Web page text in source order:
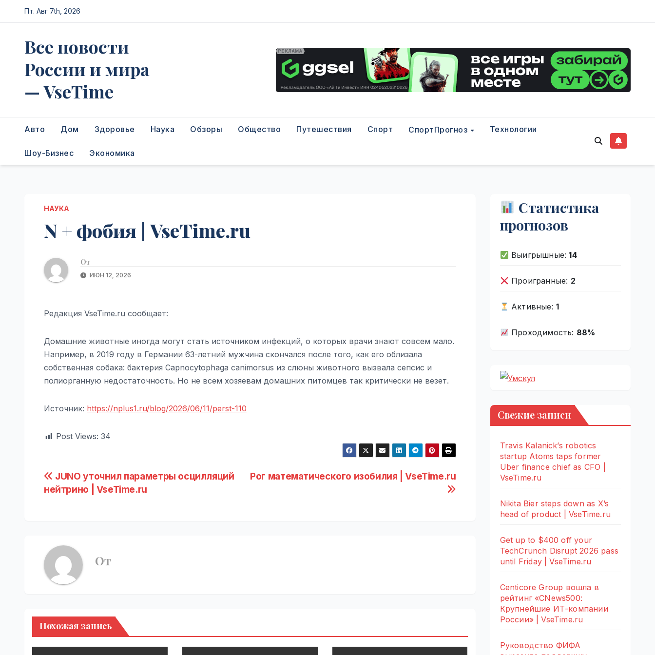
Перейти
к
Пт. Авг 7th, 2026
Все новости
России и мира
— VseTime
Авто Дом Здоровье Наука Обзоры Общество Путешествия Спорт СпортПрогноз Технологии
Шоу-Бизнес Экономика
НАУКА
N + фобия | VseTime.ru
От
ИЮН 12, 2026
Редакция VseTime.ru сообщает:
Домашние животные иногда могут стать источником инфекций, о которых врачи знают совсем мало.
Например, в 2019 году в Германии 63-летний мужчина скончался после того, как его облизала
собственная собака: бактерия Capnocytophaga canimorsus из слюны животного вызвала сепсис и
полиорганную недостаточность. Но не всем хозяевам домашних питомцев так критически не везет.
Источник: https://nplus1.ru/blog/2026/06/11/perst-110
Post Views: 34
Навигация
по
Рог математического изобилия | VseTime.ru
JUNO уточнил параметры осцилляций
нейтрино | VseTime.ru
От
Похожая запись
Статистика
прогнозов
Выигрышные:14
Проигранные: 2
Активные: 1
Проходимость: 88%
Свежие записи
Travis Kalanick’s robotics
startup Atoms taps former
Uber finance chief as CFO |
VseTime.ru
Nikita Bier steps down as X’s
head of product | VseTime.ru
Get up to $400 off your
TechCrunch Disrupt 2026 pass
until Friday | VseTime.ru
Centicore Group вошла в
рейтинг «CNews500:
Крупнейшие ИТ-компании
России» | VseTime.ru
Руководство ФИФА